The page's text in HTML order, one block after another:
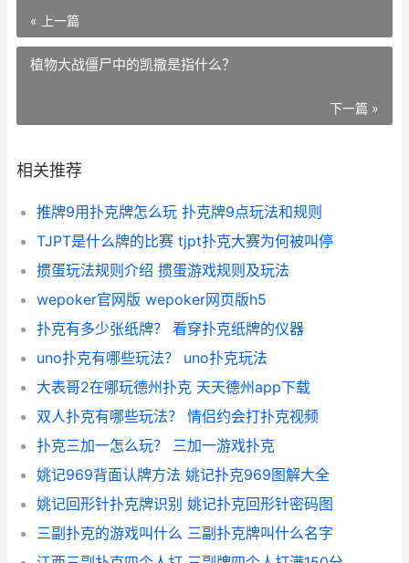
« 上一篇
植物大战僵尸中的凯撒是指什么？
下一篇 »
相关推荐
推牌9用扑克牌怎么玩 扑克牌9点玩法和规则
TJPT是什么牌的比赛 tjpt扑克大赛为何被叫停
掼蛋玩法规则介绍 掼蛋游戏规则及玩法
wepoker官网版 wepoker网页版h5
扑克有多少张纸牌？ 看穿扑克纸牌的仪器
uno扑克有哪些玩法？ uno扑克玩法
大表哥2在哪玩德州扑克 天天德州app下载
双人扑克有哪些玩法？ 情侣约会打扑克视频
扑克三加一怎么玩？ 三加一游戏扑克
姚记969背面认牌方法 姚记扑克969图解大全
姚记回形针扑克牌识别 姚记扑克回形针密码图
三副扑克的游戏叫什么 三副扑克牌叫什么名字